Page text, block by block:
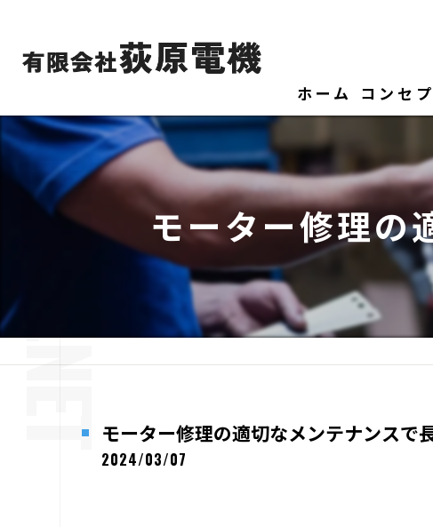
ホーム コンセ
モーター修理の
モーター修理の適切なメンテナンスで
2024/03/07